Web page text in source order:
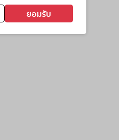
ยอมรับ